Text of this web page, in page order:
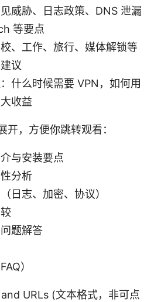
威胁、日志政策、DNS 泄漏
等要点
、工作、旅行、媒体解锁等
议
什么时候需要 VPN，如何用
收益
开，方便你跳转观看：
与安装要点
分析
日志、加密、协议）
题解答
）
URLs (文本格式，非可点